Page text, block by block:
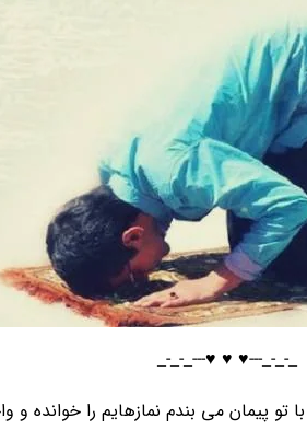
_-_-_---♥️ ♥️ ♥️---_-_-_
پیمان می بندم نمازهایم را خوانده و